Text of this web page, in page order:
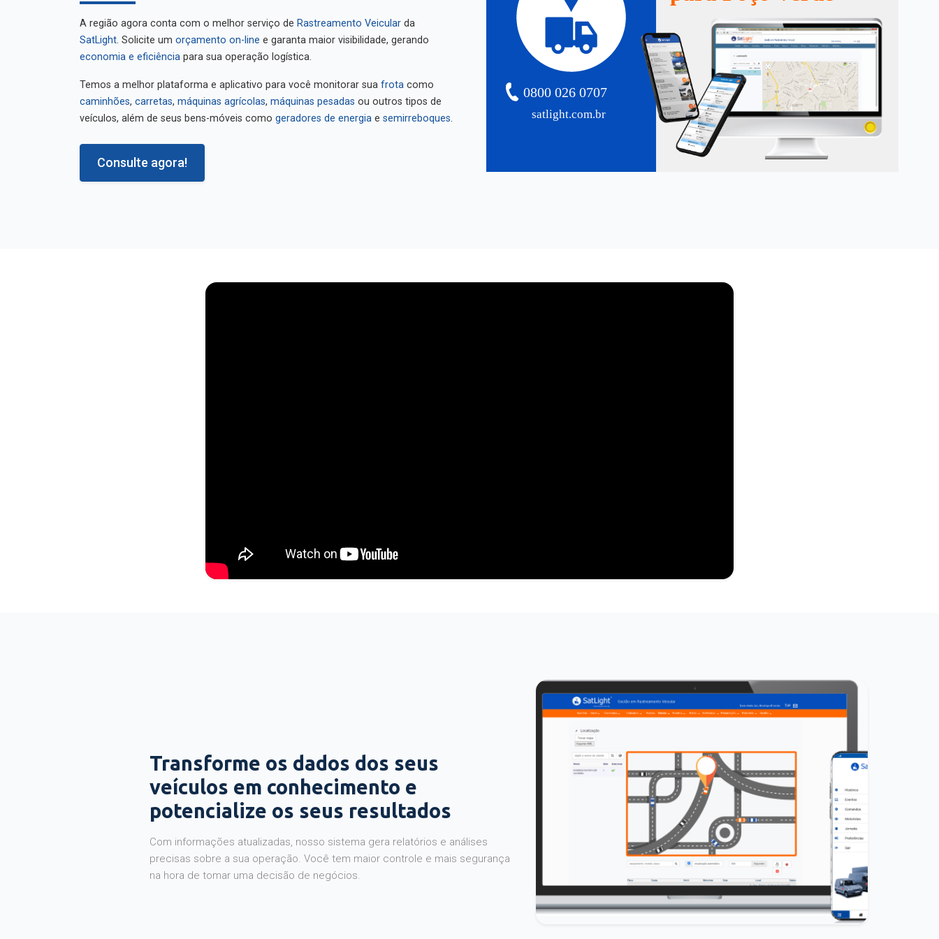
A região agora conta com o melhor serviço de Rastreamento Veicular
da
SatLight
. Solicite um orçamento on-line
e garanta maior visibilidade, gerando
economia e eficiência
para sua operação logística.
Temos a melhor plataforma e aplicativo para você monitorar sua frota
caminhões
máquinas agrícolas máquinas pesadas
ou outros tipos de
veículos, além de seus bens-móveis como
geradores de energia semirreboques
Consulte agora!
satlight.com.br
0800 026 0707
Transforme os dados dos seus
veículos em conhecimento e
potencialize os seus resultados
Com informações atualizadas, nosso sistema gera relatórios e análises
precisas sobre a sua operação. Você tem maior controle e mais segurança
na hora de tomar uma decisão de negócios.